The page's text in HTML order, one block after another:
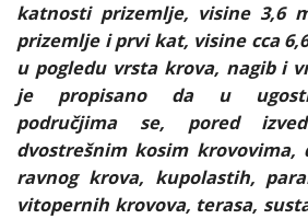
katnosti prizemlje, visine 3,6
prizemlje i prvi kat, visine cca
u pogledu vrsta krova, nagib i
je propisano da u
područjima se, pored
dvostrešnim kosim krovovima,
ravnog krova, kupolastih,
vitopernih krovova, terasa,